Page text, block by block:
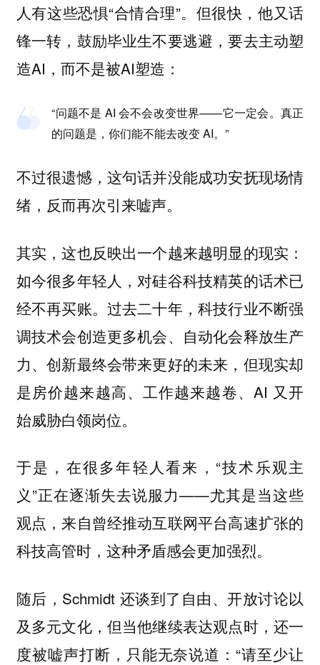
人有这些恐惧“合情合理”。但很快，他又话
锋一转，鼓励毕业生不要逃避，要去主动塑
造AI，而不是被AI塑造：
“问题不是 AI 会不会改变世界——它一定会。真正
的问题是，你们能不能去改变 AI。”
不过很遗憾，这句话并没能成功安抚现场情
绪，反而再次引来嘘声。
其实，这也反映出一个越来越明显的现实：
如今很多年轻人，对硅谷科技精英的话术已
经不再买账。过去二十年，科技行业不断强
调技术会创造更多机会、自动化会释放生产
力、创新最终会带来更好的未来，但现实却
是房价越来越高、工作越来越卷、AI 又开
始威胁白领岗位。
于是，在很多年轻人看来，“技术乐观主
义”正在逐渐失去说服力——尤其是当这些
观点，来自曾经推动互联网平台高速扩张的
科技高管时，这种矛盾感会更加强烈。
随后，Schmidt 还谈到了自由、开放讨论以
及多元文化，但当他继续表达观点时，还一
度被嘘声打断，只能无奈说道：“请至少让